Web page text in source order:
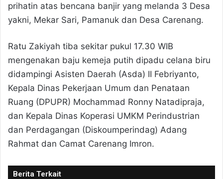
prihatin atas bencana banjir yang melanda 3 Desa
yakni, Mekar Sari, Pamanuk dan Desa Carenang.
Ratu Zakiyah tiba sekitar pukul 17.30 WIB
mengenakan baju kemeja putih dipadu celana biru
didampingi Asisten Daerah (Asda) II Febriyanto,
Kepala Dinas Pekerjaan Umum dan Penataan
Ruang (DPUPR) Mochammad Ronny Natadipraja,
dan Kepala Dinas Koperasi UMKM Perindustrian
dan Perdagangan (Diskoumperindag) Adang
Rahmat dan Camat Carenang Imron.
Berita Terkait